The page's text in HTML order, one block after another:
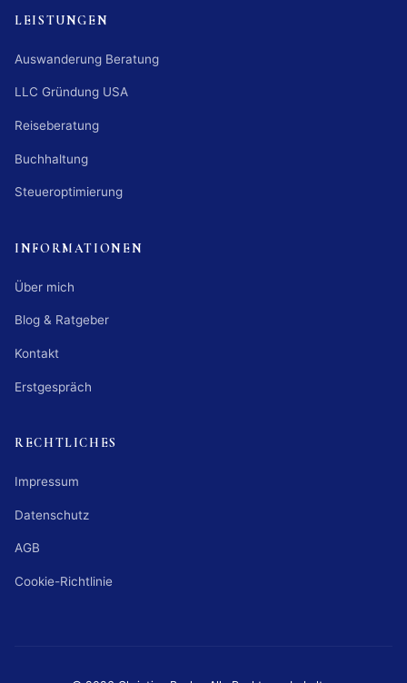
LEISTUNGEN
Auswanderung Beratung
LLC Gründung USA
Reiseberatung
Buchhaltung
Steueroptimierung
INFORMATIONEN
Über mich
Blog & Ratgeber
Kontakt
Erstgespräch
RECHTLICHES
Impressum
Datenschutz
AGB
Cookie-Richtlinie